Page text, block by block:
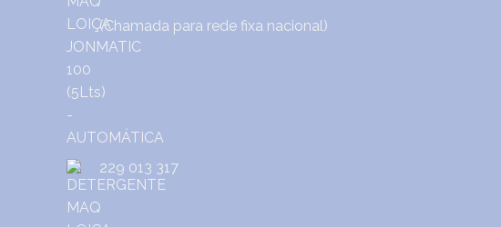
(Chamada para rede fixa nacional)
229 013 317